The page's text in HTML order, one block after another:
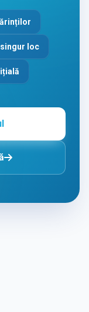
loc